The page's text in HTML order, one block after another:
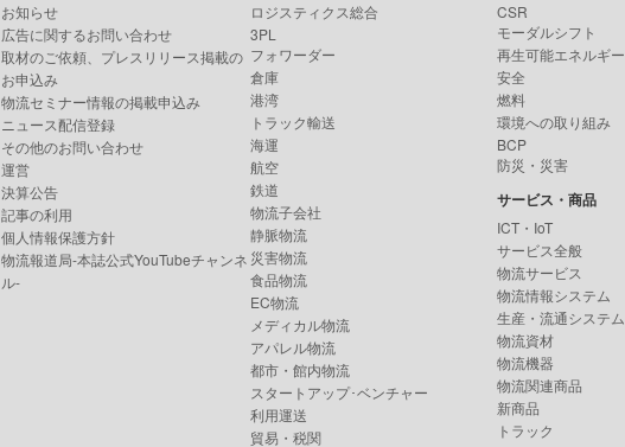
お知らせ
広告に関するお問い合わせ
取材のご依頼、プレスリリース掲載の
お申込み
物流セミナー情報の掲載申込み
ニュース配信登録
その他のお問い合わせ
運営
決算公告
記事の利用
個人情報保護方針
物流報道局-本誌公式YouTubeチャンネ
ル-
ロジスティクス総合
3PL
フォワーダー
倉庫
港湾
トラック輸送
海運
航空
鉄道
物流子会社
静脈物流
災害物流
食品物流
EC物流
メディカル物流
アパレル物流
都市・館内物流
スタートアップ･ベンチャー
利用運送
貿易・税関
CSR
モーダルシフト
再生可能エネルギー
安全
燃料
環境への取り組み
BCP
防災・災害
サービス・商品
ICT・IoT
サービス全般
物流サービス
物流情報システム
生産・流通システム
物流資材
物流機器
物流関連商品
新商品
トラック